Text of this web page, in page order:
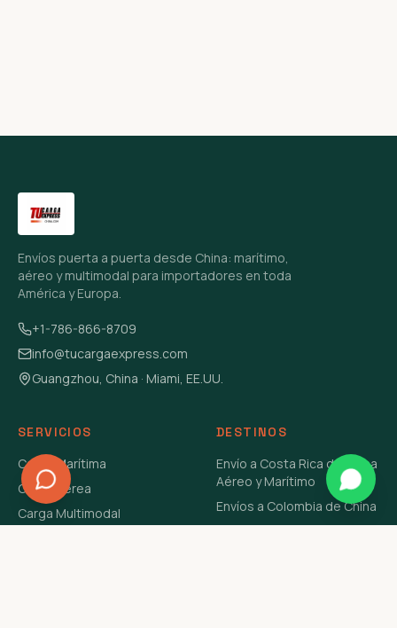
Envíos puerta a puerta desde China: marítimo,
aéreo y multimodal para importadores en toda
América y Europa.
+1-786-866-8709
info@tucargaexpress.com
Guangzhou, China · Miami, EE.UU.
SERVICIOS
Carga Marítima
Carga Aérea
Carga Multimodal
DESTINOS
Envío a Costa Rica de China
Aéreo y Marítimo
Envíos a Colombia de China